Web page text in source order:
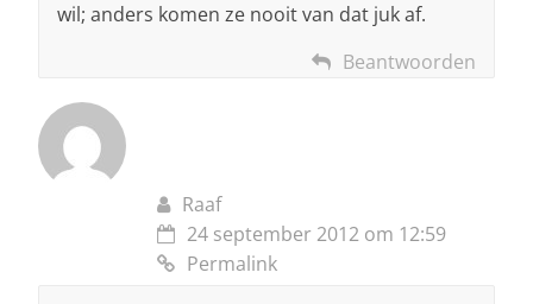
wil; anders komen ze nooit van dat juk af.
Beantwoorden
Raaf
24 september 2012 om 12:59
Permalink